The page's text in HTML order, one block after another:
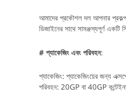
আমাদের প্রকৌশল দল আপনার প্রকল্প
ডিজাইনের সাথে সামঞ্জস্যপূর্ণ একটি
# প্যাকেজিং এবং পরিবহন:
প্যাকেজিং: প্যাকেজিংয়ের জন্য
পরিবহন: 20GP বা 40GP